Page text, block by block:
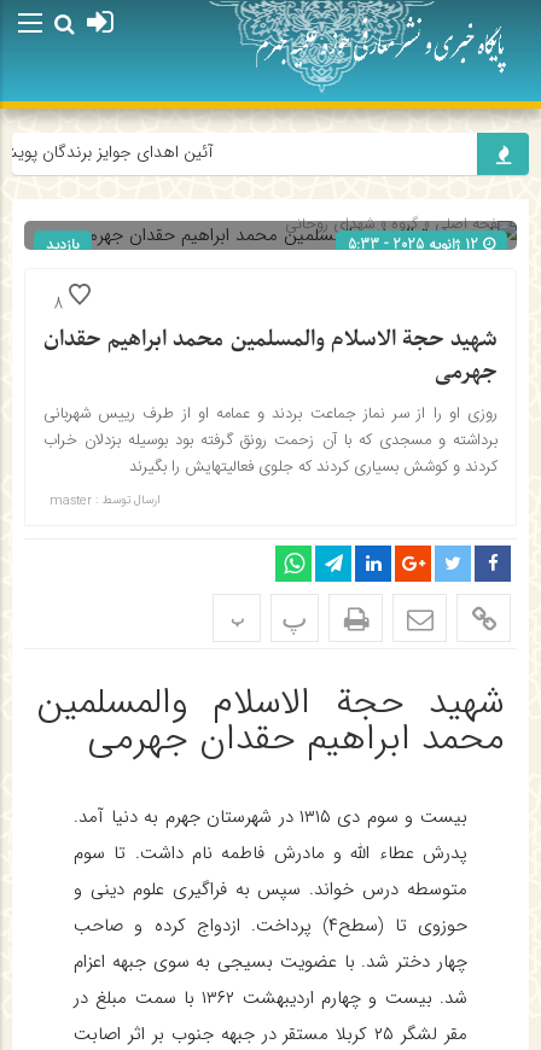
آئین اهدای جوایز برندگان پویش
صفحه اصلی» گروه »شهدای روحانی
12 ژانویه 2025 - 5:33
بازدید
8
شهید حجة الاسلام والمسلمين محمد ابراهیم حقدان
جهرمی
روزی او را از سر نماز جماعت بردند و عمامه او از طرف رییس شهربانی
برداشته و مسجدی که با آن زحمت رونق گرفته بود بوسیله بزدلان خراب
کردند و کوشش بسیاری کردند که جلوی فعالیتهایش را بگیرند
ارسال توسط : master
پ پ
شهید حجة الاسلام والمسلمين
محمد ابراهیم حقدان جهرمی
بیست و سوم دی ۱۳۱۵ در شهرستان جهرم به دنیا آمد.
پدرش عطاء الله و مادرش فاطمه نام داشت. تا سوم
متوسطه درس خواند. سپس به فراگیری علوم دینی و
حوزوی تا (سطح۴) پرداخت. ازدواج کرده و صاحب
چهار دختر شد. با عضویت بسیجی به سوی جبهه اعزام
شد. بیست و چهارم اردیبهشت ۱۳۶۲ با سمت مبلغ در
مقر لشگر ۲۵ کربلا مستقر در جبهه جنوب بر اثر اصابت